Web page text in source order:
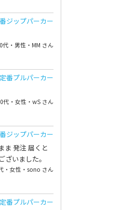
ジップパーカー
代・男性・MM さん
定番プルパーカー
代・女性・wS さん
ジップパーカー
ま 発注 届くと
いました。
・女性・sono さん
定番プルパーカー